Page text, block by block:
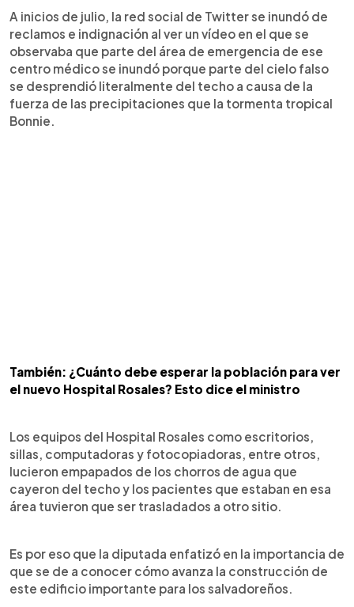
A inicios de julio, la red social de Twitter se inundó de
reclamos e indignación al ver un vídeo en el que se
observaba que parte del área de emergencia de ese
centro médico se inundó porque parte del cielo falso
se desprendió literalmente del techo a causa de la
fuerza de las precipitaciones que la tormenta tropical
Bonnie.
También: ¿Cuánto debe esperar la población para ver
el nuevo Hospital Rosales? Esto dice el ministro
Los equipos del Hospital Rosales como escritorios,
sillas, computadoras y fotocopiadoras, entre otros,
lucieron empapados de los chorros de agua que
cayeron del techo y los pacientes que estaban en esa
área tuvieron que ser trasladados a otro sitio.
Es por eso que la diputada enfatizó en la importancia de
que se de a conocer cómo avanza la construcción de
este edificio importante para los salvadoreños.